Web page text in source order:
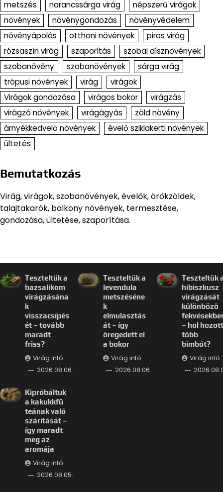
metszés narancssárga virág
népszerű virágok
növények
növénygondozás
növényvédelem
növényápolás
otthoni növények
piros virág
rózsaszín virág
szaporítás
szobai dísznövények
szobanövény
szobanövények
sárga virág
trópusi növények
virág
virágok
Virágok gondozása
virágos bokor
virágzás
virágzó növények
virágágyás
zöld növény
árnyékkedvelő növények
évelő sziklakerti növények
ültetés
Bemutatkozás
Virág, virágok, szobanövények, évelők, örökzöldek,
talajtakarók, balkony növények, termesztése,
gondozása, ültetése, szaporítása.
Teszteltük a
bazsalikom
virágzásána
k
visszacsípés
ét – tovább
maradt
friss?
Virág infó
2026.08.06.
Teszteltük a
levendula
metszéséne
k
elmulasztás
át – így
öregedett el
a bokor
Virág infó
2026.08.06.
Teszteltük
hibiszkusz
virágzását
különböző
– hol hozott
több
bimbót?
Virág infó
Kipróbáltuk
a kakukkfű
teának való
szárítását –
így maradt
meg az
aromája
Virág infó
2026.08.05.